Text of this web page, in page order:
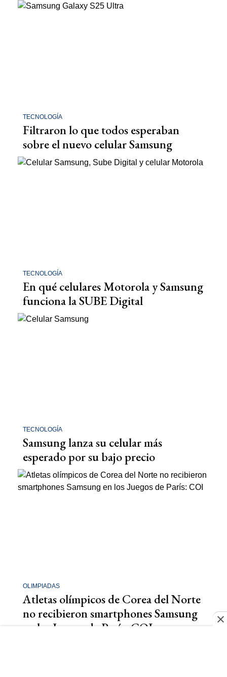
TECNOLOGÍA
Filtraron lo que todos esperaban
sobre el nuevo celular Samsung
TECNOLOGÍA
En qué celulares Motorola y Samsung
funciona la SUBE Digital
TECNOLOGÍA
Samsung lanza su celular más
esperado por su bajo precio
OLIMPIADAS
Atletas olímpicos de Corea del Norte
no recibieron smartphones Samsung
en los Juegos de París: COI